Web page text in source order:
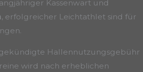
Kassenwart und
, erfolgreicher Leichtathlet sind für
Hallennutzungsgebühr
wird nach erheblichen